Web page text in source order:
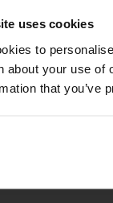
uses cookies
to
about your use of
that you’ve
JACKIE O